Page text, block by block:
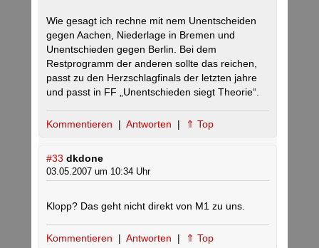
Wie gesagt ich rechne mit nem Unentscheiden
gegen Aachen, Niederlage in Bremen und
Unentschieden gegen Berlin. Bei dem
Restprogramm der anderen sollte das reichen,
passt zu den Herzschlagfinals der letzten jahre
und passt in FF „Unentschieden siegt Theorie“.
Kommentieren | Antworten | ⇑ Top
#33 dkdone
03.05.2007 um 10:34 Uhr
Klopp? Das geht nicht direkt von M1 zu uns.
Kommentieren | Antworten | ⇑ Top